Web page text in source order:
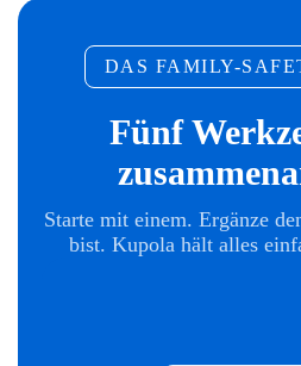
DAS FAMILY-
Fünf
Starte mit einem. Ergänze
bist. Kupola hält alles